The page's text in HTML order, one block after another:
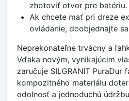
zhotoviť otvor pre batériu.
Ak chcete mať pri dreze
ovládanie, doobjednajte
Neprekonateľne trvácny a
Vďaka novým, vynikajúcim
zaručuje SILGRANIT PuraDur
kompozitného materiálu
odolnosť a jednoduchú